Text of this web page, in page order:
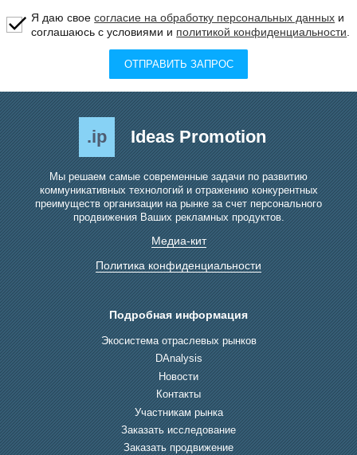
Я даю своесогласие на обработку персональных данных и
соглашаюсь с условиями и политикой конфиденциальности
ОТПРАВИТЬ ЗАПРОС
.ip Ideas Promotion
Мы решаем самые современные задачи по развитию
коммуникативных технологий и отражению конкурентных
преимуществ организации на рынке за счет персонального
продвижения Ваших рекламных продуктов.
Медиа-кит
Политика конфиденциальности
Подробная информация
Экосистема отраслевых рынков
DAnalysis
Новости
Контакты
Участникам рынка
Заказать исследование
Заказать продвижение